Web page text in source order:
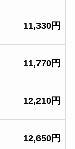
11,330円
11,770円
12,210円
12,650円